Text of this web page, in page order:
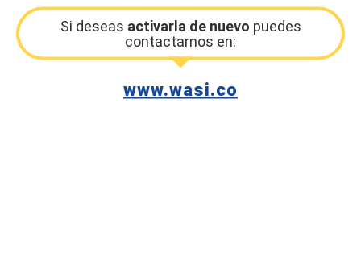
Si deseas activarla de nuevo puedes
contactarnos en:
www.wasi.co